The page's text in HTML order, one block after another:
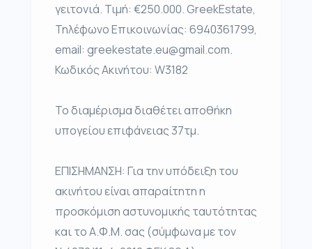
γειτονιά. Τιμή: €250.000. GreekEstate,
Τηλέφωνο Επικοινωνίας: 6940361799,
email: greekestate.eu@gmail.com.
Κωδικός Ακινήτου: W3182
Το διαμέρισμα διαθέτει αποθήκη
υπογείου επιφάνειας 37τμ.
ΕΠΙΣΗΜΑΝΣΗ: Για την υπόδειξη του
ακινήτου είναι απαραίτητη η
προσκόμιση αστυνομικής ταυτότητας
και το Α.Φ.Μ. σας (σύμφωνα με τον